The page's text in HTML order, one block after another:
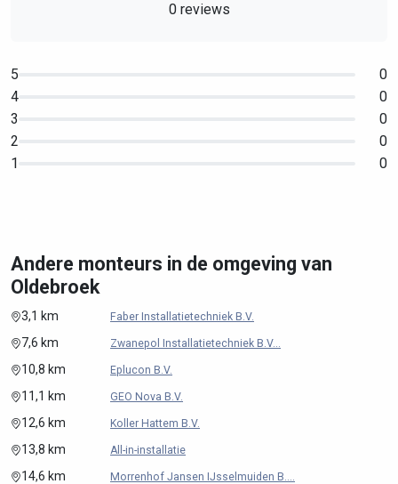
0 reviews
5
0
4
0
3
0
2
0
1
0
Andere monteurs in de omgeving van
Oldebroek
3,1 km Faber Installatietechniek B.V.
7,6 km Zwanepol Installatietechniek B.V...
10,8 km Eplucon B.V.
11,1 km GEO Nova B.V.
12,6 km Koller Hattem B.V.
13,8 km All-in-installatie
14,6 km Morrenhof Jansen IJsselmuiden B....